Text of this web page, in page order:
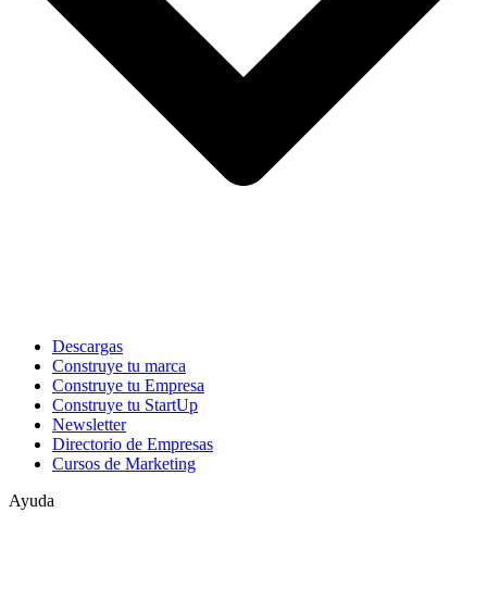
Descargas
Construye tu marca
Construye tu Empresa
Construye tu StartUp
Newsletter
Directorio de Empresas
Cursos de Marketing
Ayuda